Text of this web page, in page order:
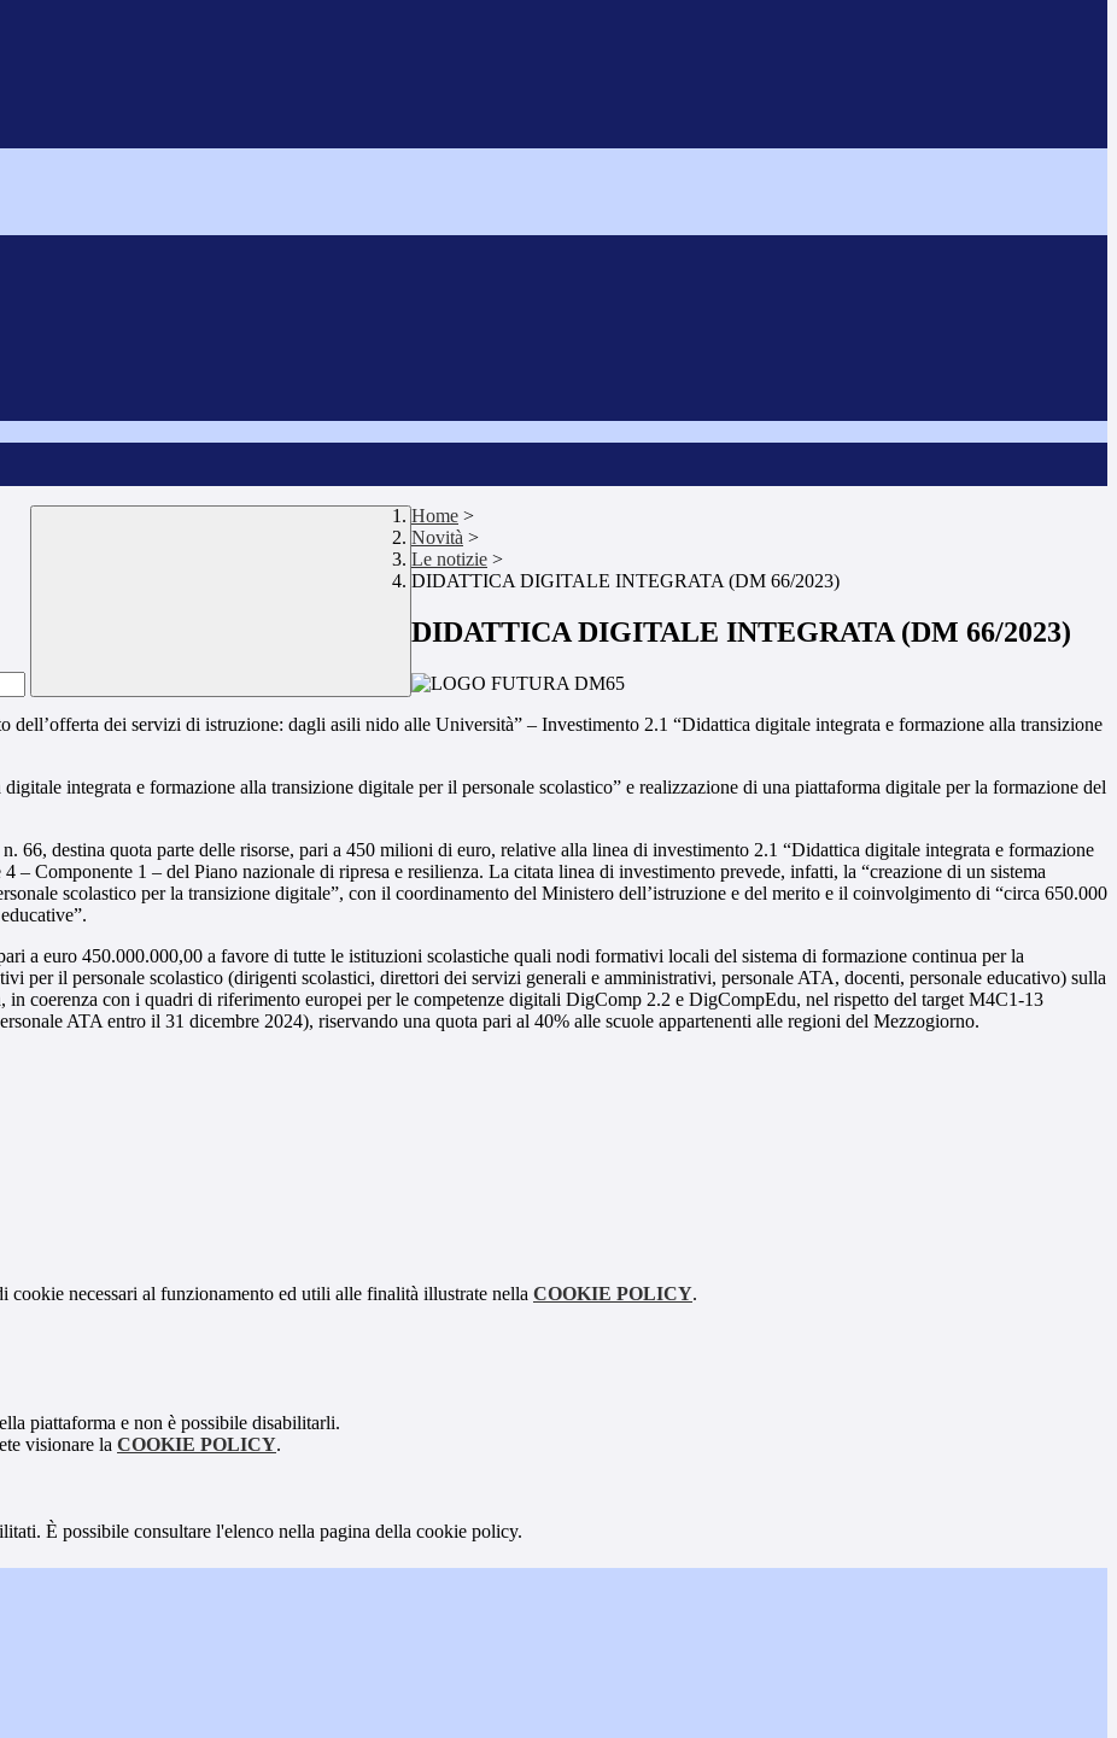
Home >
Novità >
Le notizie >
DIDATTICA DIGITALE INTEGRATA (DM 66/2023)
DIDATTICA DIGITALE INTEGRATA (DM 66/2023)
dell’offerta dei servizi di istruzione: dagli asili nido alle Università” – Investimento 2.1 “Didattica digitale integrata e formazione alla transizione
integrata e formazione alla transizione digitale per il personale scolastico” e realizzazione di una piattaforma digitale per la formazione del
66, destina quota parte delle risorse, pari a 450 milioni di euro, relative alla linea di investimento 2.1 “Didattica digitale integrata e formazione
– Componente 1 – del Piano nazionale di ripresa e resilienza. La citata linea di investimento prevede, infatti, la “creazione di un sistema
scolastico per la transizione digitale”, con il coordinamento del Ministero dell’istruzione e del merito e il coinvolgimento di “circa 650.000
a euro 450.000.000,00 a favore di tutte le istituzioni scolastiche quali nodi formativi locali del sistema di formazione continua per la
per il personale scolastico (dirigenti scolastici, direttori dei servizi generali e amministrativi, personale ATA, docenti, personale educativo) sulla
in coerenza con i quadri di riferimento europei per le competenze digitali DigComp 2.2 e DigCompEdu, nel rispetto del target M4C1-13
ATA entro il 31 dicembre 2024), riservando una quota pari al 40% alle scuole appartenenti alle regioni del Mezzogiorno.
necessari al funzionamento ed utili alle finalità illustrate nella COOKIE POLICY.
piattaforma e non è possibile disabilitarli.
visionare la COOKIE POLICY.
È possibile consultare l'elenco nella pagina della cookie policy.